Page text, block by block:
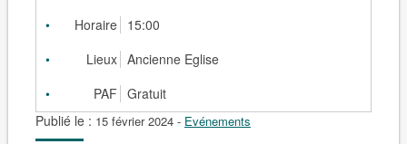
Horaire 15:00
Lieux Ancienne Eglise
PAF
Gratuit
Publié le : 15 février 2024 - Evénements